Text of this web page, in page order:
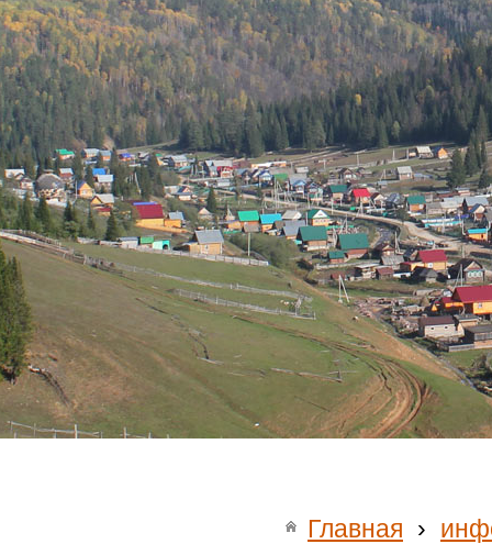
Главная ›